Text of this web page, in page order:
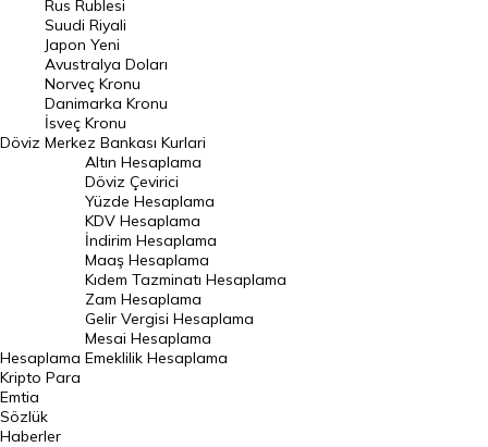
Riyal Kuru
Avustralya Doları
Danimarka Kronu Kuru
Kanada Doları Kuru
Norveç Kronu Kuru
İsveç Kronu Kuru
Japon Yeni Kuru
Serbest Piyasa Döviz Kurları
Merkez Bankası Döviz Kurları
Altın Fiyatları
Gram Altın Fiyatı
Çeyrek Altın Fiyatı
Döviz
Rus Rublesi
Suudi Riyali
Japon Yeni
Avustralya Doları
Norveç Kronu
Danimarka Kronu
İsveç Kronu
Merkez Bankası Kurlari
Hesaplama
Altın Hesaplama
Döviz Çevirici
Yüzde Hesaplama
KDV Hesaplama
İndirim Hesaplama
Maaş Hesaplama
Kıdem Tazminatı Hesaplama
Zam Hesaplama
Gelir Vergisi Hesaplama
Mesai Hesaplama
Emeklilik Hesaplama
Kripto Para
Emtia
Sözlük
Haberler